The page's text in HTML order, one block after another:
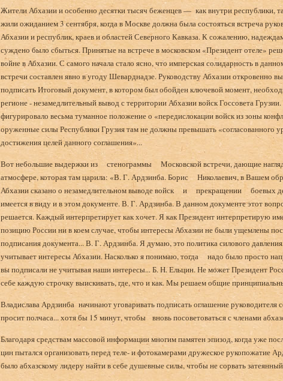
Жители Абхазии и особенно десятки тысяч беженцев — как внутри республики,
жили ожиданием 3 сентября, когда в Москве должна была состояться встреча
Абхазии и республик, краев и областей Северного Кавказа. К сожале­нию,
суждено было сбыться. Принятые на встрече в московском «Президент отеле»
войне в Абхазии. С самого начала стало ясно, что имперская солидарность в
встречи составлен явно в угоду Шеварднадзе. Руководству Абхазии откровенно
подписать Итоговый документ, в котором был обойден ключевой момент,
регионе - незамедлительный вывод с территории Абхазии войск Госсовета
фигурировало весьма туманное положение о «пе­редислокации войск из зоны
оруженные силы Республики Грузия там не должны превы­шать «согласованного
достижения целей данного соглашения»...
Вот небольшие выдержки из стенограммы Московской встречи, дающие
атмосфере, ко­торая там царила: «В. Г. Ардзинба. Борис Николаевич, в Вашем
Абхазии сказано о незамедлительном выводе войск и прекращении боевых
имеется в виду и в этом докумен­те. В. Г. Ардзинба. В данном документе этот
решается. Каждый интерпретиру­ет как хочет. Я как Президент интерпретирую
позицию России ни в коем случае, чтобы интере­сы Абхазии не были ущемлены
подписания документа... В. Г. Ардзинба. Я думаю, это политика силового
учиты­вает интересы Абхазии. Насколько я понимаю, тогда надо было просто
вы подписали не учитывая наши интересы... Б. Н. Ельцин. Не может Президент
себе каждую строч­ку выискивать, где, что и как. Мы решаем общие
Владислава Ардзинба начинают уговаривать подписать оглашение руководителя
просит полчаса... хотя бы 15 минут, чтобы вновь посоветоваться с членами
Благодаря средствам массовой информации многим па­мятен эпизод, когда уже
цин пытался организовать перед теле- и фотокамерами дру­жеское рукопожатие
было абхазскому лидеру найти в себе душевные силы, чтобы не сорвать